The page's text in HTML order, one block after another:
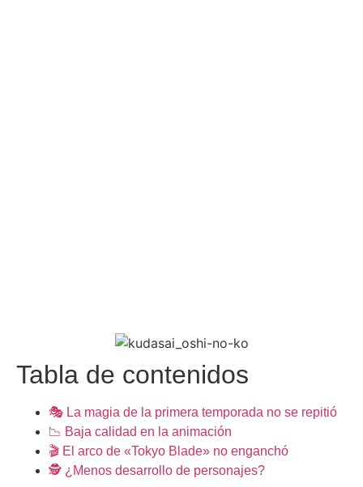
Tabla de contenidos
🎭 La magia de la primera temporada no se repitió
📉 Baja calidad en la animación
🎬 El arco de «Tokyo Blade» no enganchó
🕵️ ¿Menos desarrollo de personajes?